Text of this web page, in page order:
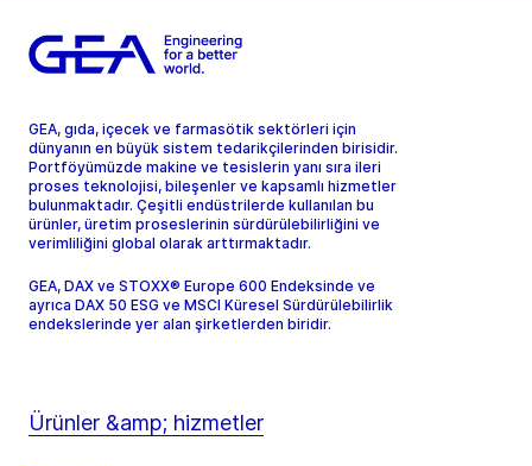
GEA, gıda, içecek ve farmasötik sektörleri için
dünyanın en büyük sistem tedarikçilerinden birisidir.
Portföyümüzde makine ve tesislerin yanı sıra ileri
proses teknolojisi, bileşenler ve kapsamlı hizmetler
bulunmaktadır. Çeşitli endüstrilerde kullanılan bu
ürünler, üretim proseslerinin sürdürülebilirliğini ve
verimliliğini global olarak arttırmaktadır.
GEA, DAX ve STOXX® Europe 600 Endeksinde ve
ayrıca DAX 50 ESG ve MSCI Küresel Sürdürülebilirlik
endekslerinde yer alan şirketlerden biridir.
Ürünler &amp; hizmetler